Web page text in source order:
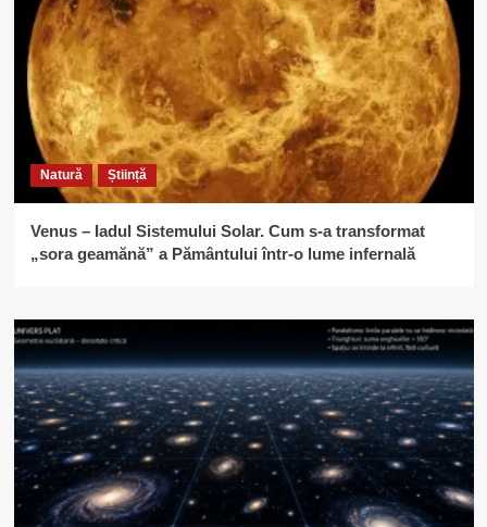
Natură Știință
Venus – Iadul Sistemului Solar. Cum s-a transformat
„sora geamănă” a Pământului într-o lume infernală